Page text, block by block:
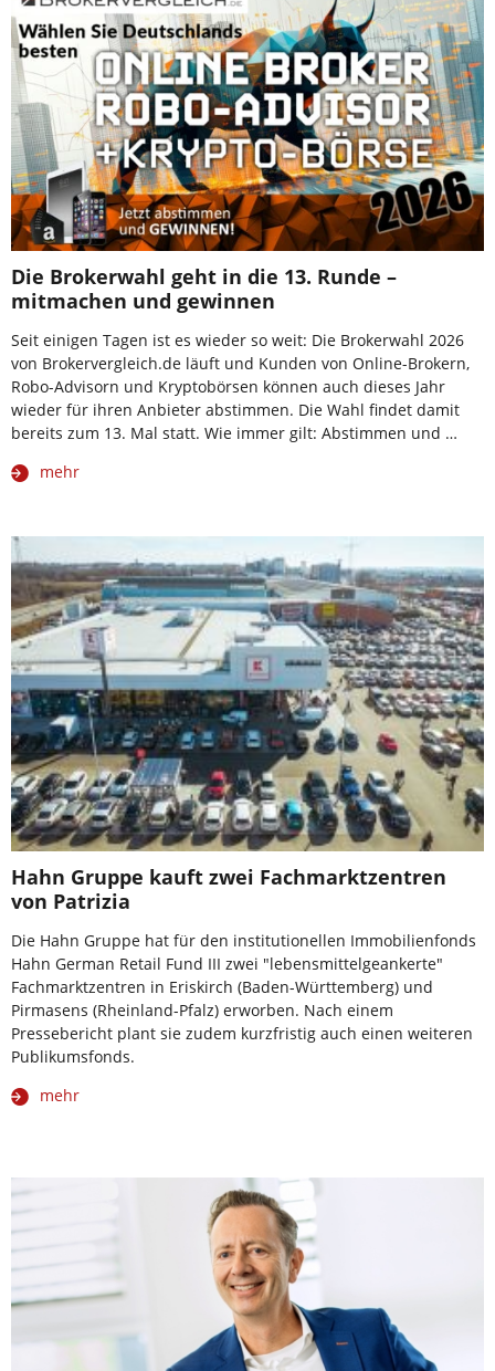
Die Brokerwahl geht in die 13. Runde –
mitmachen und gewinnen
Seit einigen Tagen ist es wieder so weit: Die Brokerwahl 2026
von Brokervergleich.de läuft und Kunden von Online-Brokern,
Robo-Advisorn und Kryptobörsen können auch dieses Jahr
wieder für ihren Anbieter abstimmen. Die Wahl findet damit
bereits zum 13. Mal statt. Wie immer gilt: Abstimmen und …
mehr
Hahn Gruppe kauft zwei Fachmarktzentren
von Patrizia
Die Hahn Gruppe hat für den institutionellen Immobilienfonds
Hahn German Retail Fund III zwei "lebensmittelgeankerte"
Fachmarktzentren in Eriskirch (Baden-Württemberg) und
Pirmasens (Rheinland-Pfalz) erworben. Nach einem
Pressebericht plant sie zudem kurzfristig auch einen weiteren
Publikumsfonds.
mehr